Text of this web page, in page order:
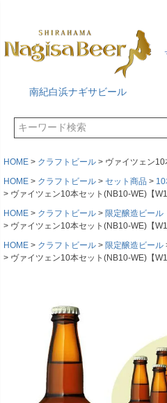
南紀白浜ナギサビール
HOME クラフトビール
ヴァイツェン10
HOME
クラフトビール セット商品
10
ヴァイツェン10本セット(NB10-WE)【
HOME
クラフトビール
限定醸造ビール
ヴァイツェン10本セット(NB10-WE)【
HOME
クラフトビール 限定醸造ビール
ヴァイツェン10本セット(NB10-WE)【